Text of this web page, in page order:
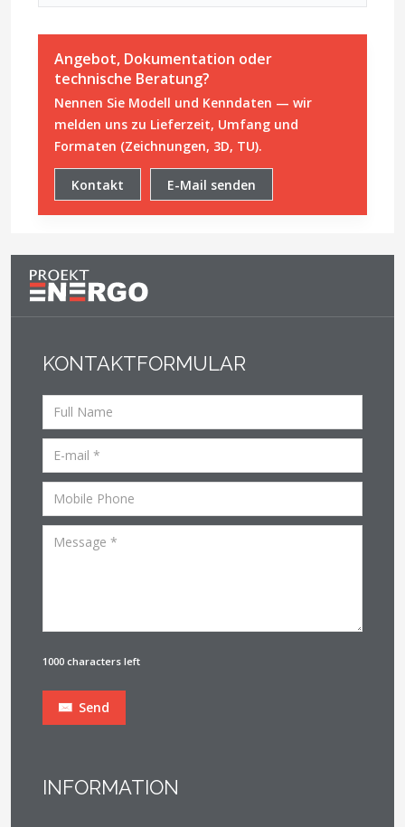
Angebot, Dokumentation oder
technische Beratung?
Nennen Sie Modell und Kenndaten — wir
melden uns zu Lieferzeit, Umfang und
Formaten (Zeichnungen, 3D, TU).
Kontakt E-Mail senden
KONTAKTFORMULAR
1000 characters left
Send
INFORMATION